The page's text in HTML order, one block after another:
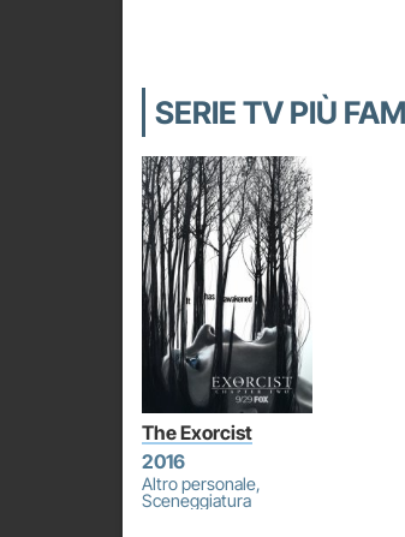
SERIE TV PIÙ
The Exorcist
2016
Altro personale,
Sceneggiatura